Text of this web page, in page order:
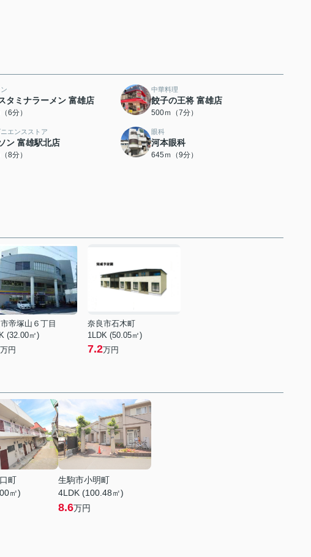
タミナラーメン 富雄店
6分）
中華料理
餃子の王将 富雄店
500ｍ（7分）
エンスストア
ン 富雄駅北店
8分）
眼科
河本眼科
645ｍ（9分）
帝塚山６丁目
(32.00㎡)
万円
奈良市石木町
1LDK (50.05㎡)
7.2万円
町
㎡)
生駒市小明町
4LDK (100.48㎡)
8.6万円